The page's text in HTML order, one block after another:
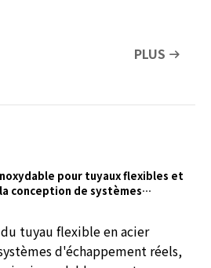
PLUS
pour tuyaux flexibles et
conception de systèmes
tuyau flexible en acier
d'échappement réels,